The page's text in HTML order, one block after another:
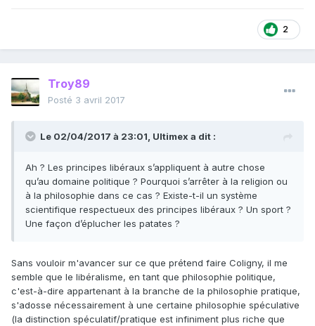
2
Troy89
Posté 3 avril 2017
Le 02/04/2017 à 23:01, Ultimex a dit :
Ah ? Les principes libéraux s’appliquent à autre chose
qu’au domaine politique ? Pourquoi s’arrêter à la religion ou
à la philosophie dans ce cas ? Existe-t-il un système
scientifique respectueux des principes libéraux ? Un sport ?
Une façon d’éplucher les patates ?
Sans vouloir m'avancer sur ce que prétend faire Coligny, il me
semble que le libéralisme, en tant que philosophie politique,
c'est-à-dire appartenant à la branche de la philosophie pratique,
s'adosse nécessairement à une certaine philosophie spéculative
(la distinction spéculatif/pratique est infiniment plus riche que